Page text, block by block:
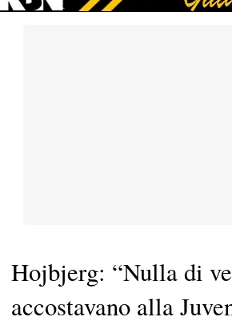
Hojbjerg: “Nulla di
accostavano alla